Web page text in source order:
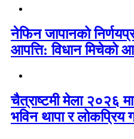
नेफिन जापानको
आपत्ति: विधान मिचेको
चैत्राष्टमी मेला २०२६
भविन थापा र